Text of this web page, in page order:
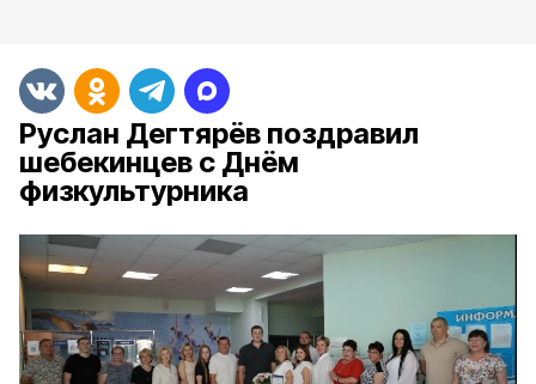
Руслан Дегтярёв поздравил
шебекинцев с Днём
физкультурника